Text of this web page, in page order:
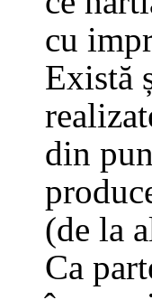
cu
Există
din
(de la
Ca